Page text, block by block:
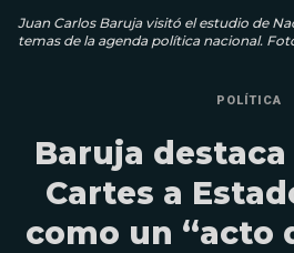
Juan Carlos Baruja visitó el estudio de
temas de la agenda política nacional.
POLÍTICA
Baruja
Cartes a
como un “acto